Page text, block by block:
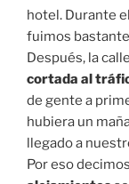
esta zona
todos los
lo único que
buscamos.